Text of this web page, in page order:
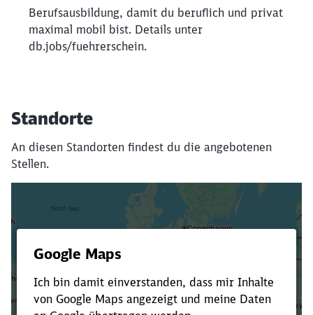
Berufsausbildung, damit du beruflich und privat
maximal mobil bist. Details unter
db.jobs/fuehrerschein.
Standorte
An diesen Standorten findest du die angebotenen
Stellen.